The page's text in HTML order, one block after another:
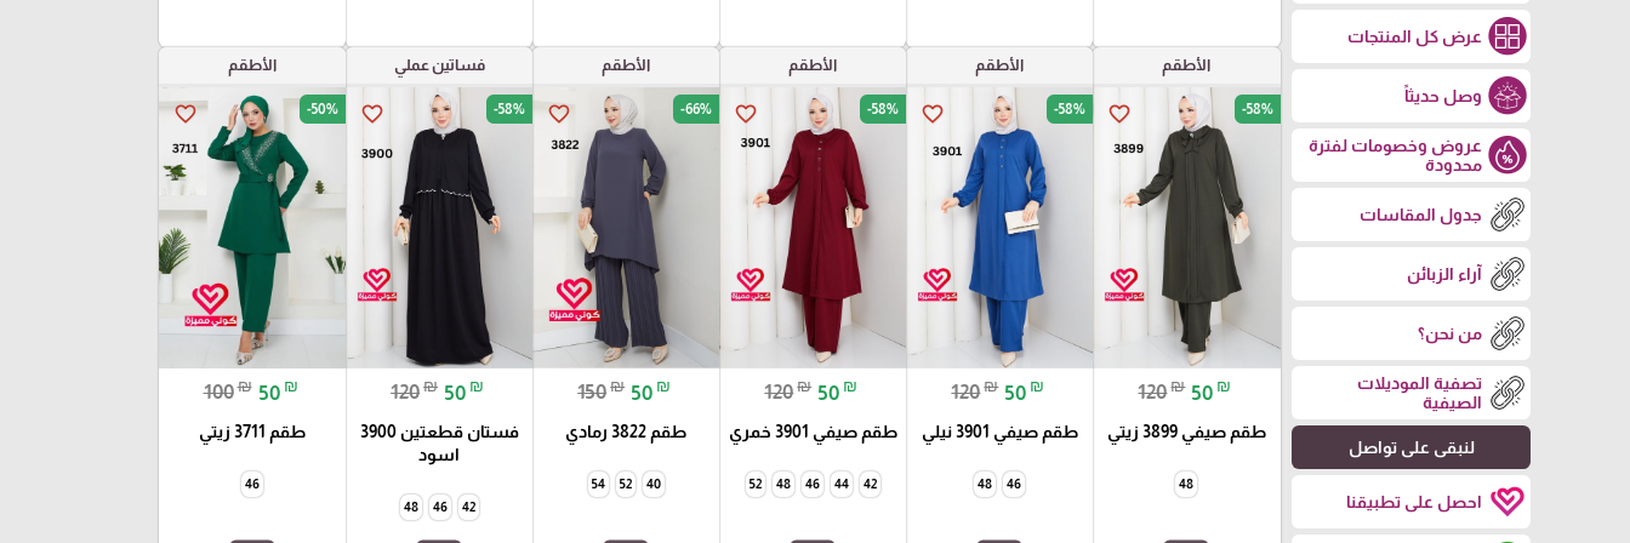
عرض كل المنتجات
وصل حديثاً
عروض وخصومات لفترة
محدودة
جدول المقاسات
آراء الزبائن
من نحن؟
تصفية الموديلات
الصيفية
لنبقى على تواصل
احصل على تطبيقنا
الأطقم
favorite_border -58%
120₪ 50 ₪
طقم صيفي 3899 زيتي
48
الأطقم
favorite_border -58%
120₪ 50 ₪
طقم صيفي 3901 نيلي
46
48
الأطقم
favorite_border -58%
120₪ 50 ₪
طقم صيفي 3901 خمري
42
44
46
48
52
الأطقم
favorite_border -66%
150₪ 50 ₪
طقم 3822 رمادي
40
52
54
فساتين عملي
favorite_border -58%
120₪ 50 ₪
فستان قطعتين 3900
اسود
42
46
48
الأطقم
favorite_border -50%
100₪ 50 ₪
طقم 3711 زيتي
46